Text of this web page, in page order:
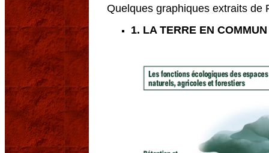
Quelques graphiques extraits de
1. LA TERRE EN COMMUN